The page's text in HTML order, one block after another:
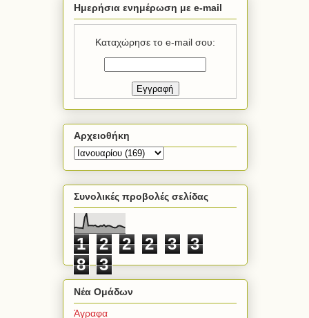
Ημερήσια ενημέρωση με e-mail
Καταχώρησε το e-mail σου:
Αρχειοθήκη
Συνολικές προβολές σελίδας
1 2 2 2 3
3
8
3
Νέα Ομάδων
Άγραφα